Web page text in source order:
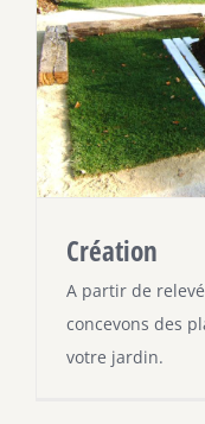
Création
A partir de
concevons des
votre jardin.